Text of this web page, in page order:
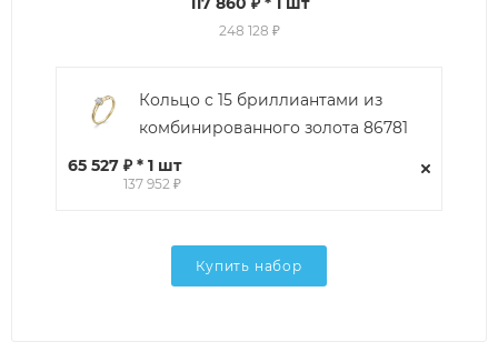
248 128 ₽
Кольцо с 15 бриллиантами из
комбинированного золота 86781
65 527 ₽ * 1 шт
137 952 ₽
Купить набор